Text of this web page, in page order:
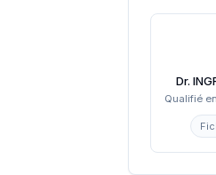
Dr.
Qualifié